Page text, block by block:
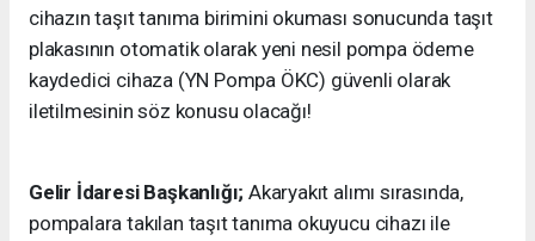
cihazın taşıt tanıma birimini okuması sonucunda taşıt
plakasının otomatik olarak yeni nesil pompa ödeme
kaydedici cihaza (YN Pompa ÖKC) güvenli olarak
iletilmesinin söz konusu olacağı!
Gelir İdaresi Başkanlığı; Akaryakıt alımı sırasında,
pompalara takılan taşıt tanıma okuyucu cihazı ile